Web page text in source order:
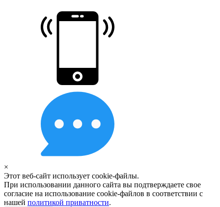
×
Этот веб-сайт использует cookie-файлы.
При использовании данного сайта вы подтверждаете свое
согласие на использование cookie-файлов в соответствии с
нашей политикой приватности.